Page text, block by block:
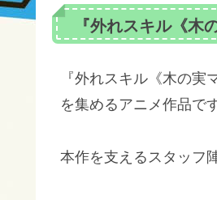
『外れスキル《木
『外れスキル《木の
を集めるアニメ作品です
本作を支えるスタッフ